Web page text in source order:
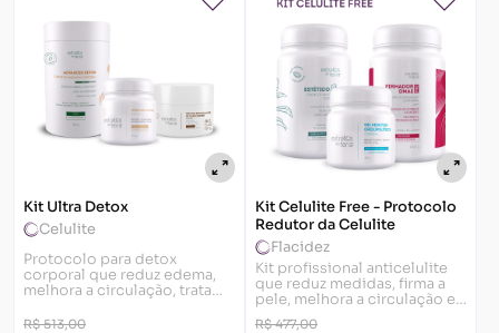
Kit Ultra Detox
Celulite
Protocolo para detox
corporal que reduz edema,
melhora a circulação, trata
uniforme.
R$ 513,00
Kit Celulite Free - Protocolo
Redutor da Celulite
Flacidez
Kit profissional anticelulite
que reduz medidas, firma a
pele, melhora a circulação e
suaviza o aspecto da celulite.
R$ 477,00